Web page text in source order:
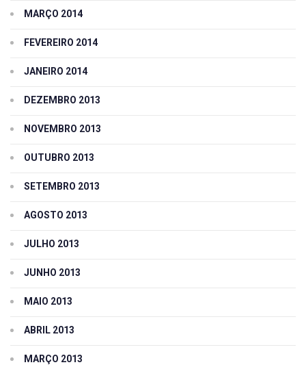
MARÇO 2014
FEVEREIRO 2014
JANEIRO 2014
DEZEMBRO 2013
NOVEMBRO 2013
OUTUBRO 2013
SETEMBRO 2013
AGOSTO 2013
JULHO 2013
JUNHO 2013
MAIO 2013
ABRIL 2013
MARÇO 2013